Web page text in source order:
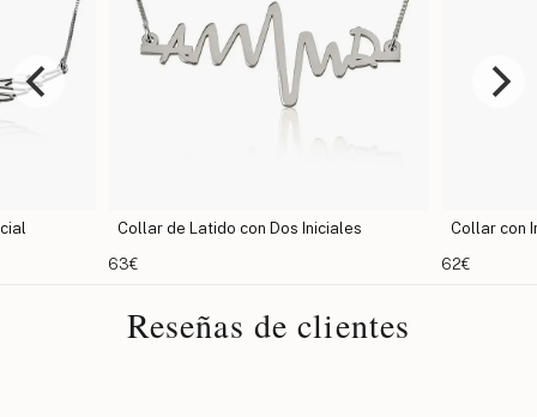
Collar de Latido con Dos Iniciales
63€
Collar con
62€
Reseñas de clientes